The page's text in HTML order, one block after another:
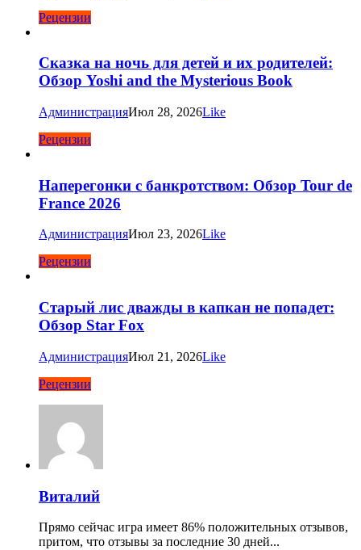
Рецензии
Сказка на ночь для детей и их родителей:
Обзор Yoshi and the Mysterious Book
АдминистрацияИюл 28, 2026Like
Рецензии
Наперегонки с банкротством: Обзор Tour de
France 2026
АдминистрацияИюл 23, 2026Like
Рецензии
Старый лис дважды в капкан не попадет:
Обзор Star Fox
АдминистрацияИюл 21, 2026Like
Рецензии
Виталий
Прямо сейчас игра имеет 86% положительных отзывов,
притом, что отзывы за последние 30 дней...